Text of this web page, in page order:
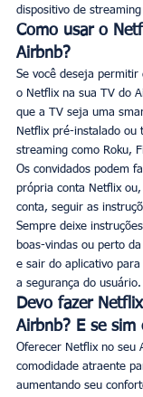
dispositivo de
Como usar o
Airbnb?
Se você deseja permitir
o Netflix na sua TV do
que a TV seja uma
Netflix pré-instalado ou
streaming como Roku,
Os convidados podem
própria conta Netflix
conta, seguir as
Sempre deixe
boas-vindas ou perto
e sair do aplicativo
a segurança do usuário.
Devo fazer
Airbnb? E se sim
Oferecer Netflix no seu
comodidade atraente
aumentando seu